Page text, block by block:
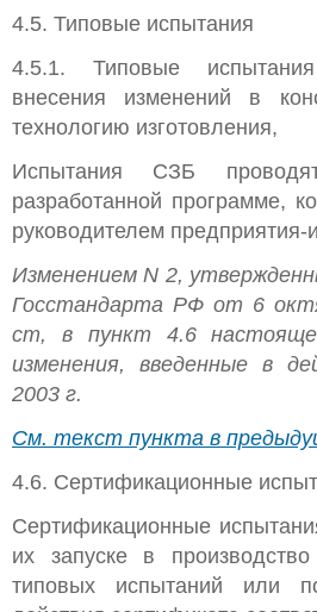
4.5. Типовые испытания
4.5.1. Типовые
внесения изменений в
технологию изготовления,
Испытания СЗБ
разработанной программе,
руководителем предприятия-
Изменением N 2,
Госстандарта РФ от 6
ст, в пункт 4.6
изменения, введенные в
2003 г.
См. текст пункта в
4.6. Сертификационные
Сертификационные
их запуске в
типовых испытаний или